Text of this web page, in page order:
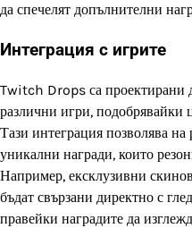
да спечелят допълнителни
Интеграция с игрите
Twitch Drops са проектирани
различни игри, подобрявайки
Тази интеграция позволява на
уникални награди, които
Например, ексклузивни
бъдат свързани директно с
правейки наградите да